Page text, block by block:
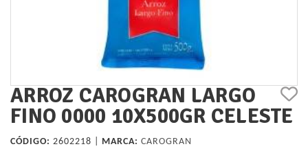
ARROZ CAROGRAN LARGO
FINO 0000 10X500GR CELESTE
CÓDIGO: 2602218 | MARCA: CAROGRAN